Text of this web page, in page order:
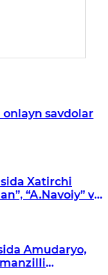
savdolar
Xatirchi
“A.Navoiy” va
Amudaryo,